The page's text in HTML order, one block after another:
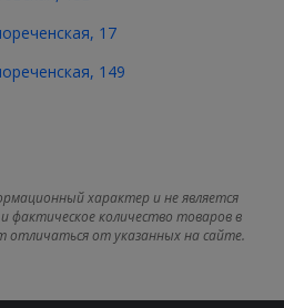
17
149
характер и не является
фактическое количество товаров в
отличаться от указанных на сайте.